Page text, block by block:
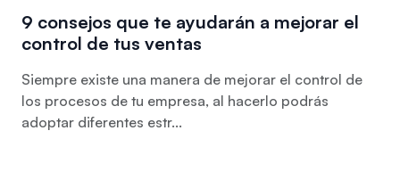
9 consejos que te ayudarán a mejorar el
control de tus ventas
Siempre existe una manera de mejorar el control de
los procesos de tu empresa, al hacerlo podrás
adoptar diferentes estr...